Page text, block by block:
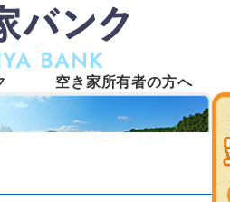
空き家所有者の方へ